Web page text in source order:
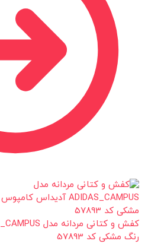
رنگ مشکی کد 57893